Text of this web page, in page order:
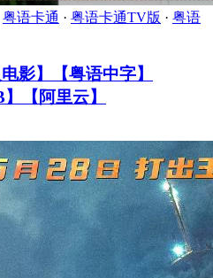
粤语卡通 · 粤语卡通TV版 · 粤语
影】【粤语中字】
【阿里云】